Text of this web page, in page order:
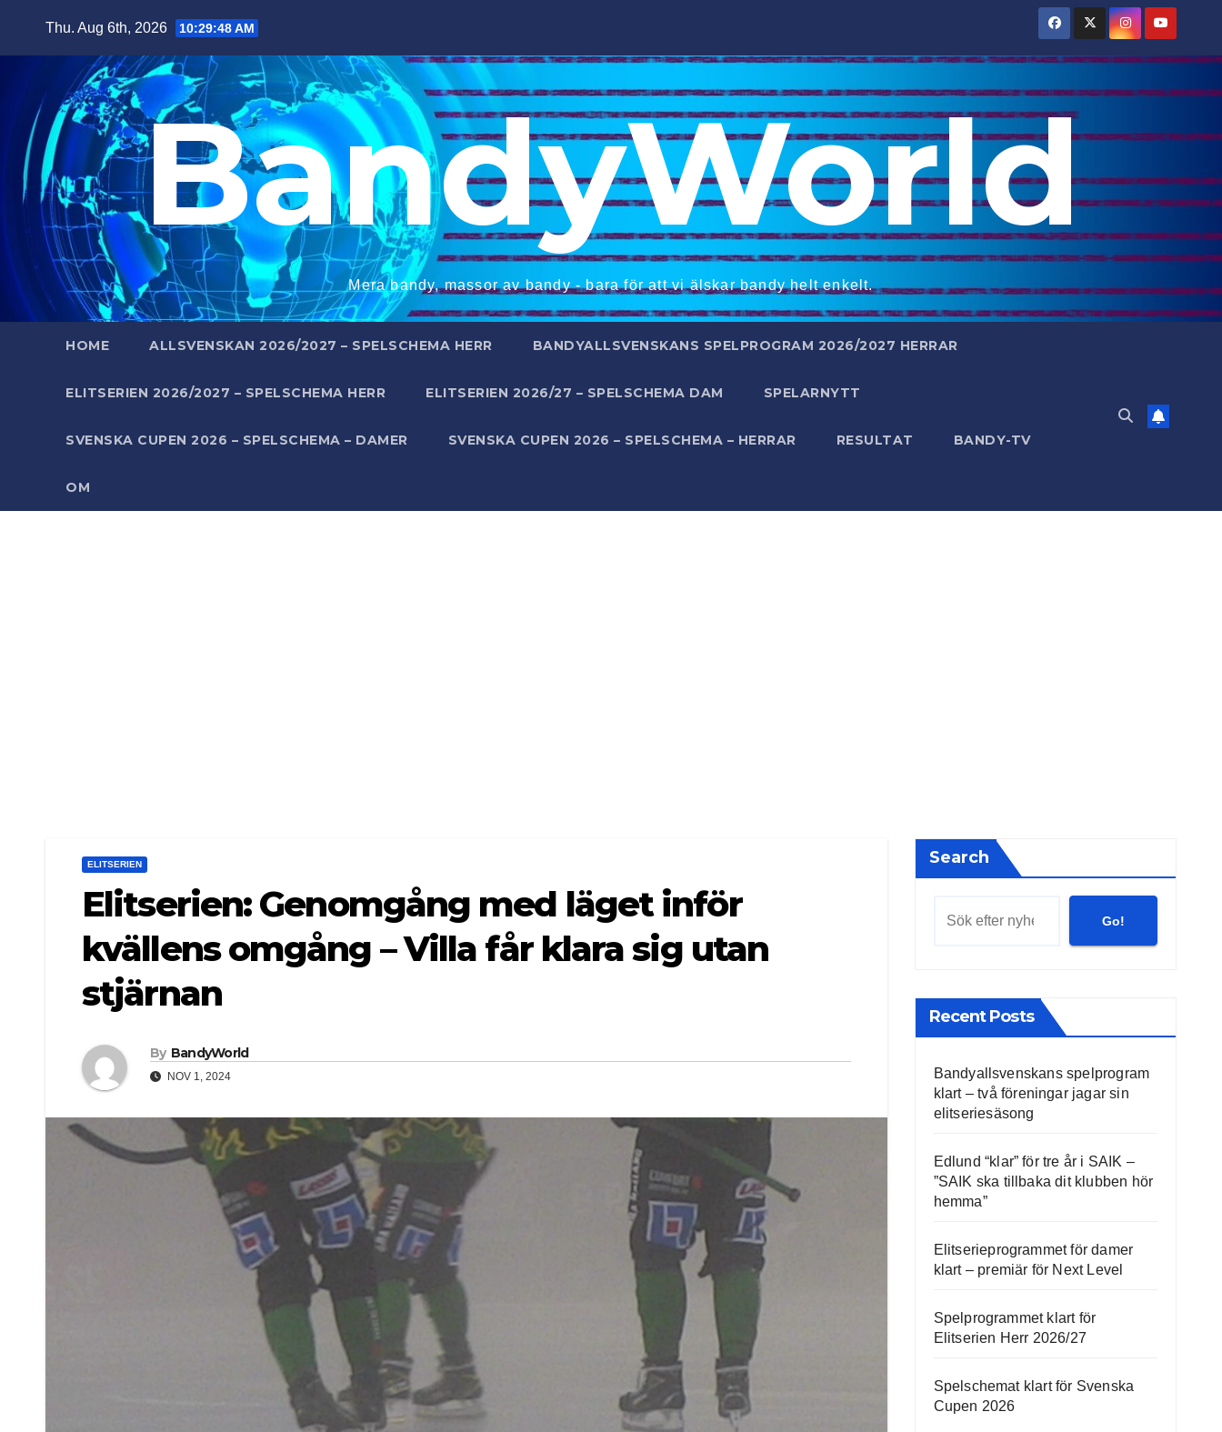
Thu. Aug 6th, 2026 10:29:49 AM
BandyWorld
Mera bandy, massor av bandy - bara för att vi älskar bandy helt enkelt.
HOME ALLSVENSKAN 2026/2027 – SPELSCHEMA HERR BANDYALLSVENSKANS SPELPROGRAM 2026/2027 HERRAR
ELITSERIEN 2026/2027 – SPELSCHEMA HERR ELITSERIEN 2026/27 – SPELSCHEMA DAM SPELARNYTT
SVENSKA CUPEN 2026 – SPELSCHEMA – DAMER SVENSKA CUPEN 2026 – SPELSCHEMA – HERRAR RESULTAT BANDY-TV
OM
ELITSERIEN
Elitserien: Genomgång med läget inför
kvällens omgång – Villa får klara sig utan
stjärnan
By BandyWorld
NOV 1, 2024
Search
Go!
Recent Posts
Bandyallsvenskans spelprogram
klart – två föreningar jagar sin
elitseriesäsong
Edlund “klar” för tre år i SAIK –
”SAIK ska tillbaka dit klubben hör
hemma”
Elitserieprogrammet för damer
klart – premiär för Next Level
Spelprogrammet klart för
Elitserien Herr 2026/27
Spelschemat klart för Svenska
Cupen 2026